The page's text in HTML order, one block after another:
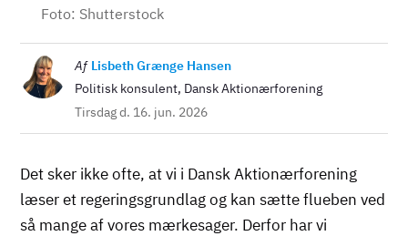
Foto: Shutterstock
Billede Af Lisbeth Grænge Hansen
Politisk konsulent, Dansk Aktionærforening
Tirsdag d. 16. jun. 2026
Det sker ikke ofte, at vi i Dansk Aktionærforening
læser et regeringsgrundlag og kan sætte flueben ved
så mange af vores mærkesager. Derfor har vi